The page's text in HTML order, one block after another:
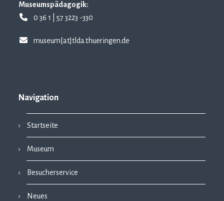
Museumspädagogik:
0 36 1 | 57 3223 -330
museum[at]tlda.thueringen.de
Navigation
Startseite
Museum
Besucherservice
Neues